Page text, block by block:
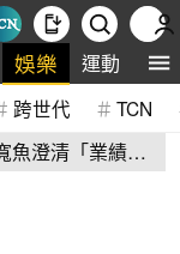
娛樂 運動 全
跨世代 TCN
魚澄清「業績沒